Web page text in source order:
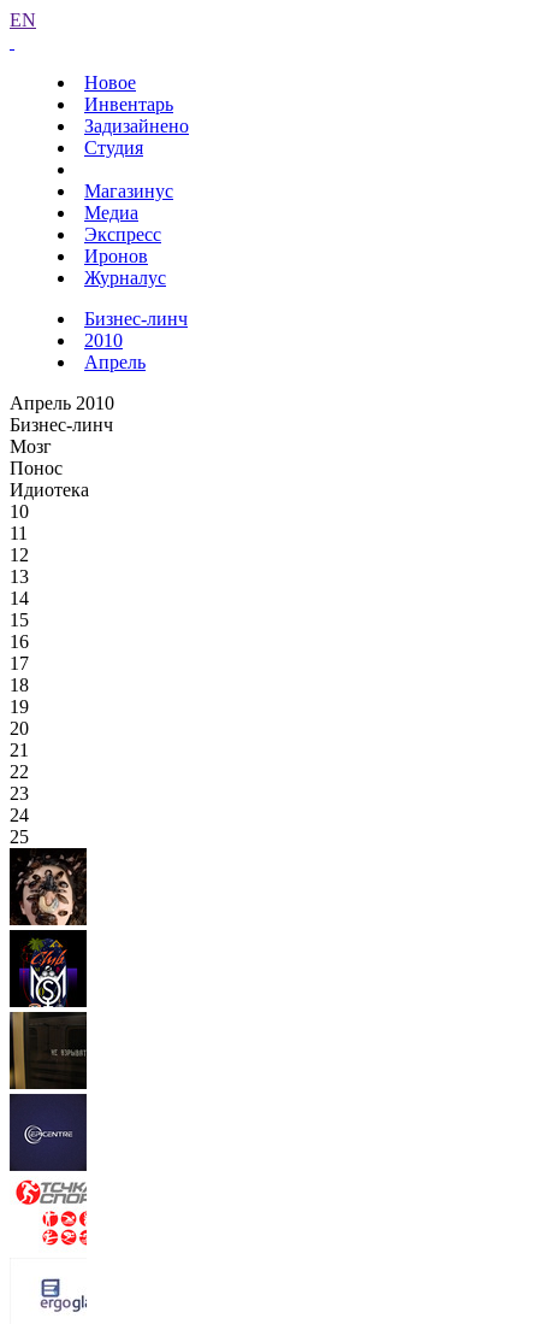
EN
Новое
Инвентарь
Задизайнено
Студия
Магазинус
Медиа
Экспресс
Иронов
Журналус
Бизнес-линч
2010
Апрель
Апрель 2010
Бизнес-линч
Мозг
Понос
Идиотека
10
11
12
13
14
15
16
17
18
19
20
21
22
23
24
25